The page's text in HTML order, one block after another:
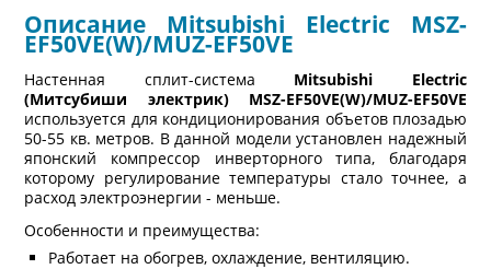
Описание Mitsubishi Electric MSZ-
EF50VE(W)/MUZ-EF50VE
Настенная сплит-система Mitsubishi Electric
(Митсубиши электрик) MSZ-EF50VE(W)/MUZ-EF50VE
используется для кондиционирования объетов плозадью
50-55 кв. метров. В данной модели установлен надежный
японский компрессор инверторного типа, благодаря
которому регулирование температуры стало точнее, а
расход электроэнергии - меньше.
Особенности и преимущества:
Работает на обогрев, охлаждение, вентиляцию.